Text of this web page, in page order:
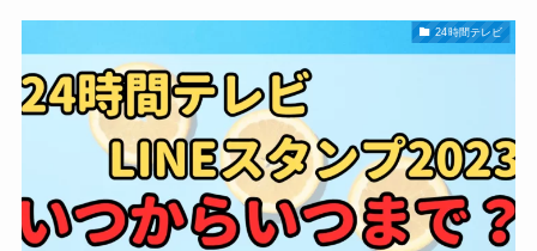
24時間テレビ